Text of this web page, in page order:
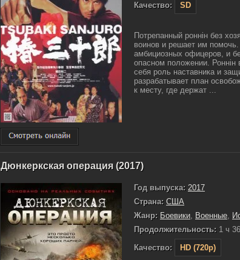
Качество:
SD
Потрепанный роннін без
воинов и решает им
амбициозных офицеров, и
опасном положении. Роннін
себя роль наставника и
разрабатывает план
к месту, где держат ...
Дюнкеркская операция (2017)
Год выпуска: 2017
Страна: США
Жанр: Боевики Военные
Продолжительность: 1 ч
Качество:
HD (720p)